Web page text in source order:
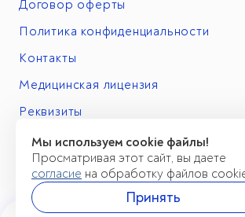
Договор оферты
Политика конфиденциальности
Контакты
Медицинская лицензия
Реквизиты
Мы используем cookie файлы!
Просматривая этот сайт, вы даете
согласие на обработку файлов
Принять